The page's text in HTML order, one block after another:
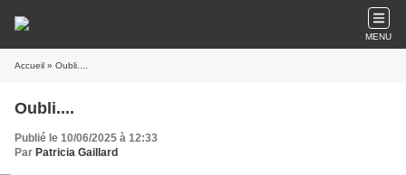
MENU
Accueil » Oubli....
Oubli....
Publié le 10/06/2025 à 12:33
Par Patricia Gaillard